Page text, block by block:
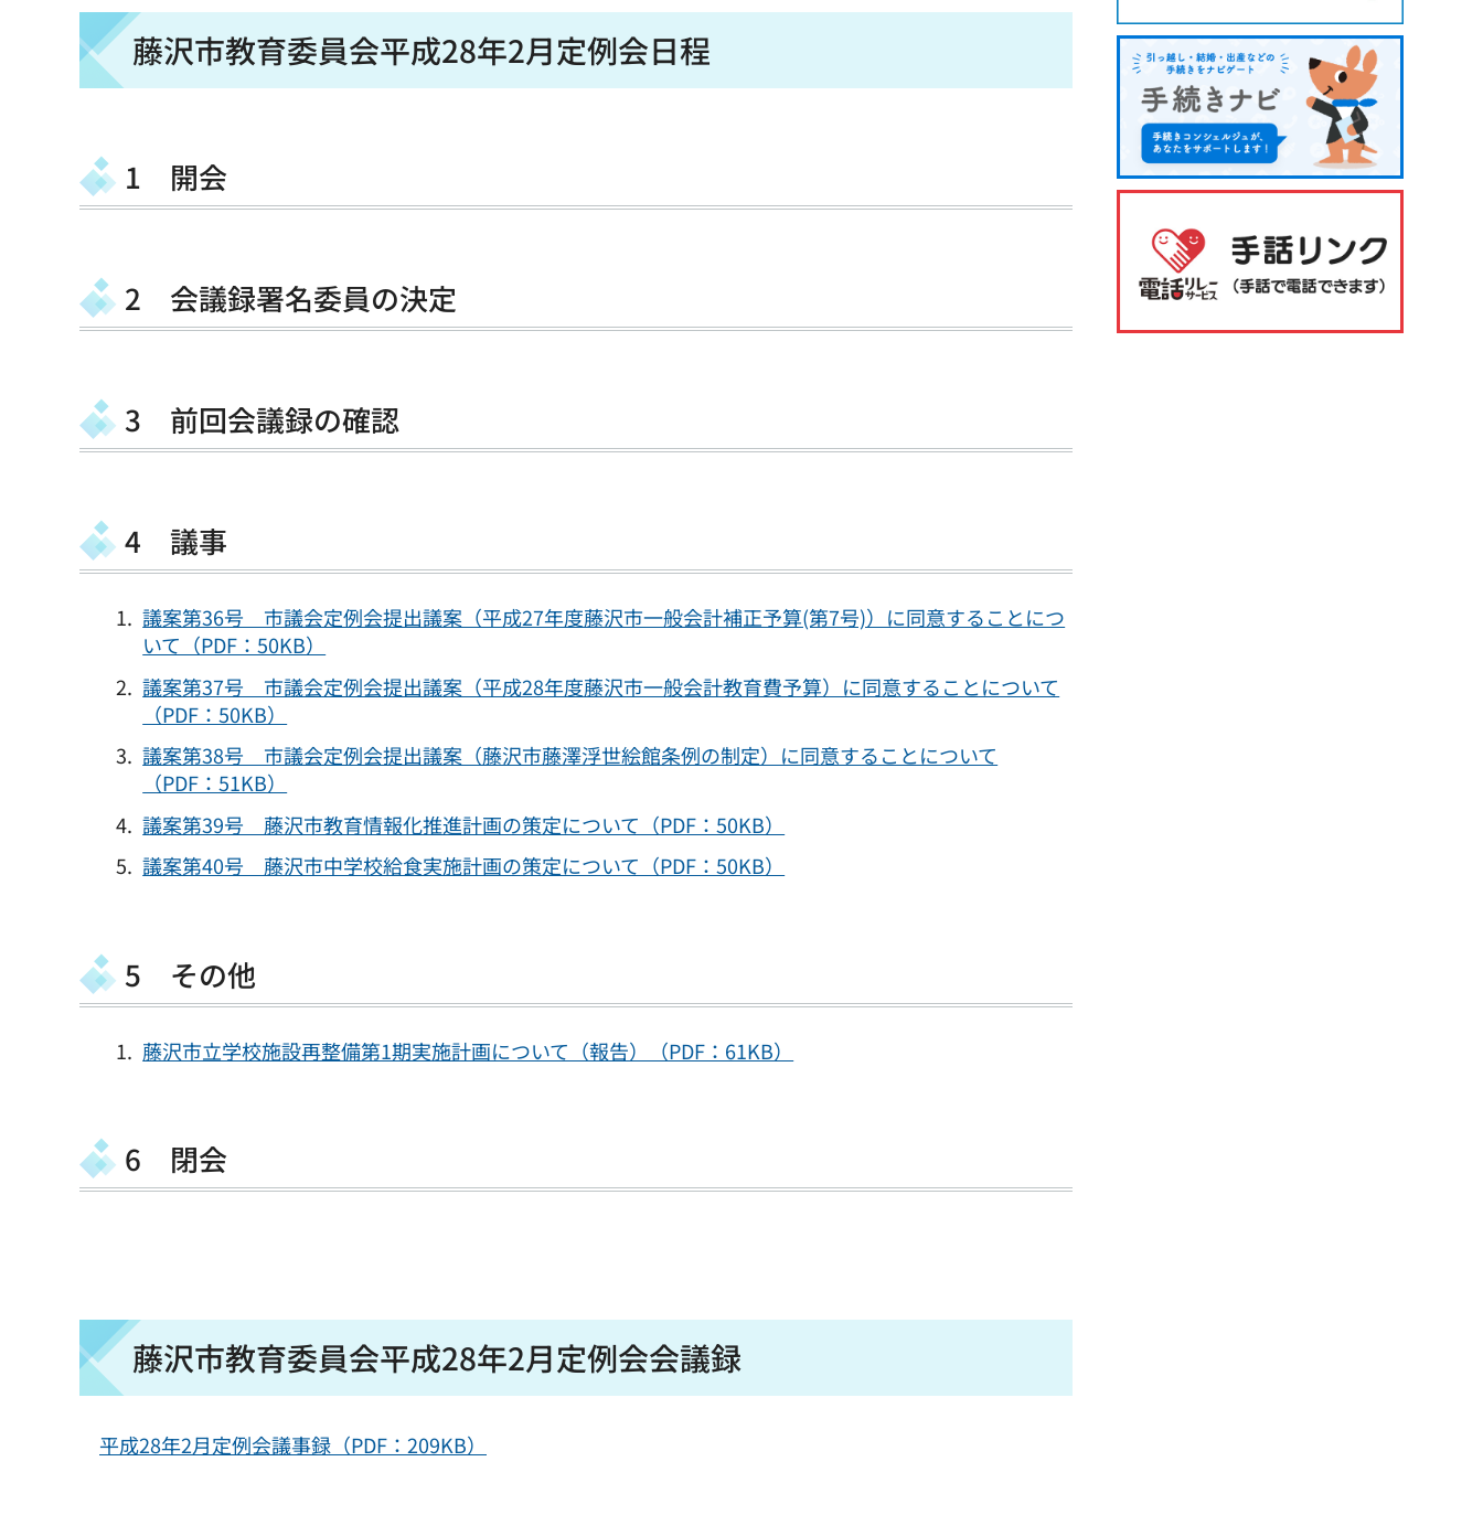
藤沢市教育委員会平成28年2月定例会日程
1 開会
2 会議録署名委員の決定
3 前回会議録の確認
4 議事
議案第36号 市議会定例会提出議案（平成27年度藤沢市一般会計補正予算(第7号)）に同意することにつ
いて（PDF：50KB）
議案第37号 市議会定例会提出議案（平成28年度藤沢市一般会計教育費予算）に同意することについて
（PDF：50KB）
議案第38号 市議会定例会提出議案（藤沢市藤澤浮世絵館条例の制定）に同意することについて
（PDF：51KB）
議案第39号 藤沢市教育情報化推進計画の策定について（PDF：50KB）
議案第40号 藤沢市中学校給食実施計画の策定について（PDF：50KB）
5 その他
藤沢市立学校施設再整備第1期実施計画について（報告）（PDF：61KB）
6 閉会
藤沢市教育委員会平成28年2月定例会会議録
平成28年2月定例会議事録（PDF：209KB）